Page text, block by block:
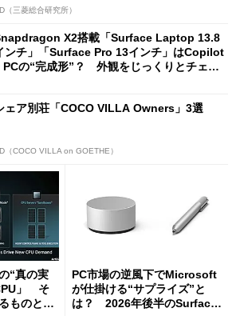
（三菱総合研究所）
X2搭載「Surface Laptop 13.8
ンチ」「Surface Pro 13インチ」はCopilot
PCの“完成形”？ 外観をじっくりとチェッ
ェア別荘「COCO VILLA Owners」3選
（COCO VILLA on GOETHE）
“真の実
」 そ
ものと
PC市場の逆風下でMicrosoft
が仕掛ける“サプライズ”と
は？ 2026年後半のSurface